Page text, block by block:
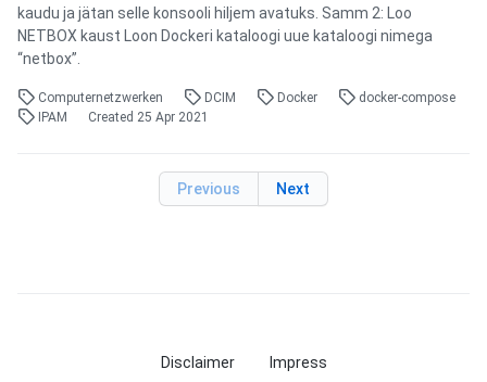
kaudu ja jätan selle konsooli hiljem avatuks. Samm 2: Loo
NETBOX kaust Loon Dockeri kataloogi uue kataloogi nimega
“netbox”.
Computernetzwerken DCIM Docker
docker-compose
IPAM
Created 25 Apr 2021
Previous Next
Impress
Disclaimer